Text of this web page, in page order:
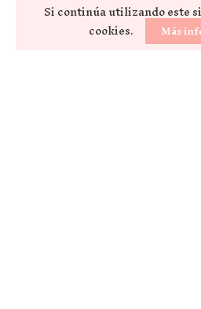
Si continúa utilizando este
cookies. Más